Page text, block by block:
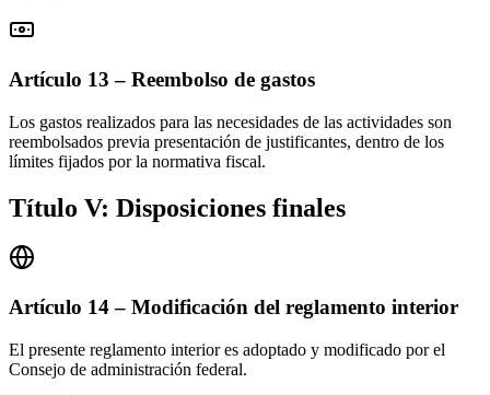
Artículo 13 – Reembolso de gastos
Los gastos realizados para las necesidades de las actividades son
reembolsados previa presentación de justificantes, dentro de los
límites fijados por la normativa fiscal.
Título V: Disposiciones finales
Artículo 14 – Modificación del reglamento interior
El presente reglamento interior es adoptado y modificado por el
Consejo de administración federal.